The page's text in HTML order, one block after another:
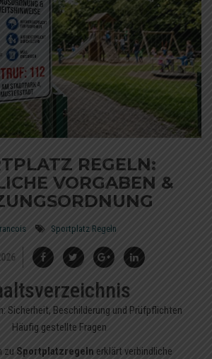
REGELN:
VORGABEN &
Sportplatz Regeln
Sicherheit, Beschilderung und Prüfpflichten
Häufig gestellte Fragen
zu Sportplatzregeln erklärt verbindliche